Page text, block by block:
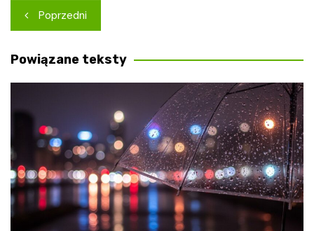
Nawigacja
wpisu
Poprzedni
Powiązane teksty